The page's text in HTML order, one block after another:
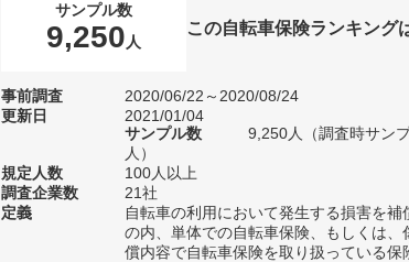
サンプル数
9,250 人
この自転車保険ランキング
事前調査
2020/06/22～2020/08/24
更新日
2021/01/04
サンプル数
9,250人（調査時サン
人）
規定人数
100人以上
調査企業数
21社
定義
自転車の利用において発生する損害を補
の内、単体での自転車保険、もしくは、
償内容で自転車保険を取り扱っている保